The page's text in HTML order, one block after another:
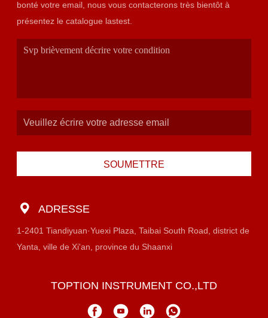
bonté votre email, nous vous contacterons très bientôt à
présentez le catalogue lastest.
SOUMETTRE
ADRESSE
1-2401 Tiandiyuan·Yuexi Plaza, Taibai South Road, district de
Yanta, ville de Xi'an, province du Shaanxi
TOPTION INSTRUMENT CO.,LTD